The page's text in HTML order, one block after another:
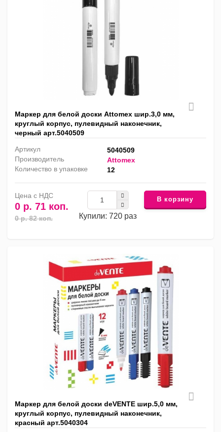
Маркер для белой доски Attomex шир.3,0 мм,
круглый корпус, пулевидный наконечник,
черный арт.5040509
Артикул
5040509
Производитель
Attomex
Количество в упаковке
12
Цена с НДС
0 р. 71 коп.
0 р. 82 коп. Купили: 720 раз
В корзину
Маркер для белой доски deVENTE шир.5,0 мм,
круглый корпус, пулевидный наконечник,
красный арт.5040304